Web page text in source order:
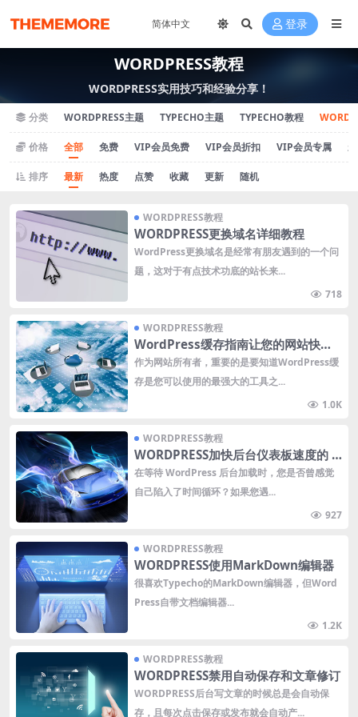
登录
WORDPRESS教程
WORDPRESS实用技巧和经验分享！
分类 WORDPRESS主题 TYPECHO主题 TYPECHO教程
价格 全部 免费 VIP会员免费 VIP会员折扣 VIP会员专属
排序 最新 热度 点赞 收藏 更新 随机
WORDPRESS教程
WORDPRESS更换域名详细教程
WordPress更换域名是经常有朋友遇到的一个问
题，这对于有点技术功底的站长来...
718
WORDPRESS教程
WordPress缓存指南让您的网站快速
运行
作为网站所有者，重要的是要知道WordPress缓
存是您可以使用的最强大的工具之...
1.0K
WORDPRESS教程
WORDPRESS加快后台仪表板速度的 1
5 种方法
在等待 WordPress 后台加载时，您是否曾感觉
自己陷入了时间循环？如果您遇...
927
WORDPRESS教程
WORDPRESS使用MarkDown编辑器
很喜欢Typecho的MarkDown编辑器，但Word
Press自带文档编辑器...
1.2K
WORDPRESS教程
WORDPRESS禁用自动保存和文章修订
WORDPRESS后台写文章的时候总是会自动保
存，且每次点击保存或发布就会自动产...